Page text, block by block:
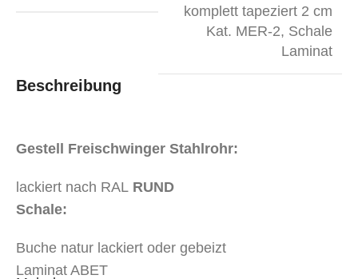
komplett tapeziert 2 cm
Kat. MER-2, Schale
Laminat
Beschreibung
Gestell Freischwinger Stahlrohr:
lackiert nach RAL RUND
Schale:
Buche natur lackiert oder gebeizt
Laminat ABET